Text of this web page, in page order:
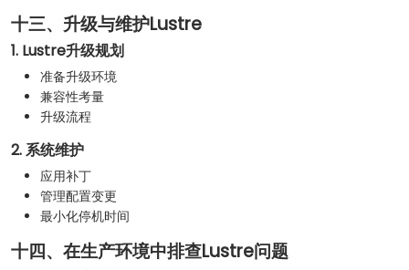
十三、升级与维护Lustre
1. Lustre升级规划
准备升级环境
兼容性考量
升级流程
2. 系统维护
应用补丁
管理配置变更
最小化停机时间
十四、在生产环境中排查Lustre问题